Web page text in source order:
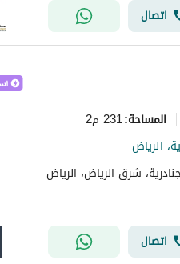
اتصال
المساحة:231 م2
الرياض
شرق الرياض، الرياض
اتصال